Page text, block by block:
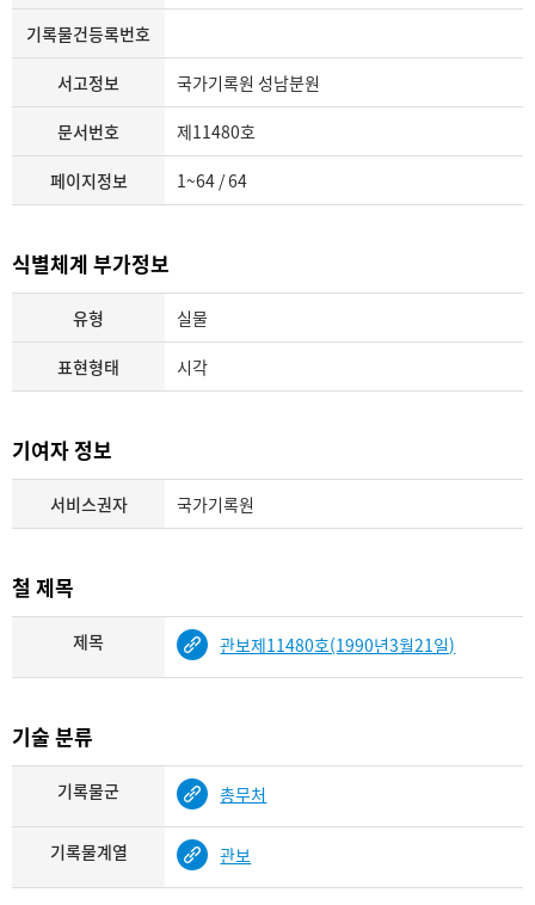
기록물건등록번호
서고정보 국가기록원 성남분원
문서번호 제11480호
페이지정보 1~64 / 64
식별체계 부가정보
유형 실물
표현형태 시각
기여자 정보
서비스권자 국가기록원
철 제목
제목 관보제11480호(1990년3월21일)
기술 분류
기록물군 총무처
기록물계열 관보